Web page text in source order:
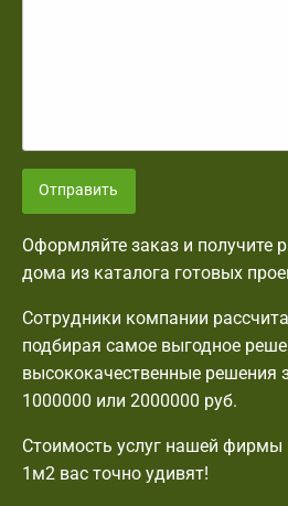
Отправить
Оформляйте заказ и получите
дома из каталога готовых
Сотрудники компании
подбирая самое выгодное
высококачественные решения
1000000 или 2000000 руб.
Стоимость услуг нашей фирмы
1м2 вас точно удивят!